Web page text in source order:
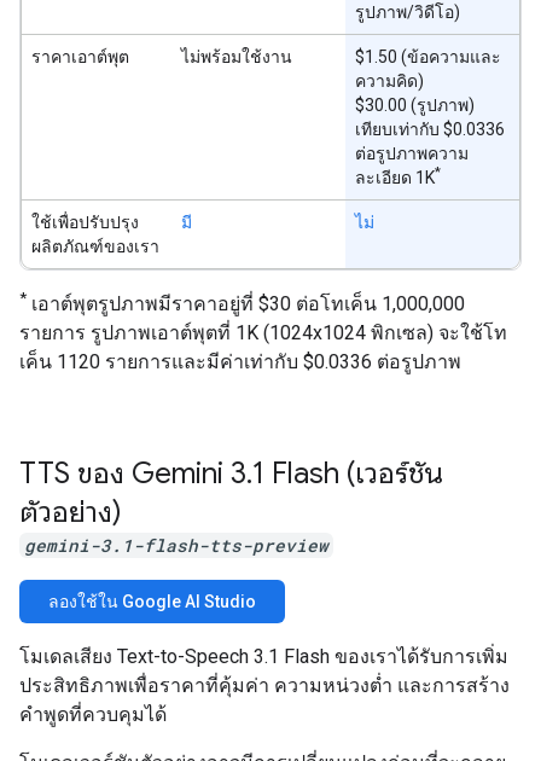
รูปภาพ/วิดีโอ)
ราคาเอาต์พุต ไม่พร้อมใช้งาน
$1.50 (ข้อความและ
ความคิด)
$30.00 (รูปภาพ)
เทียบเท่ากับ $0.0336
ต่อรูปภาพความ
ละเอียด 1K*
ใช้เพื่อปรับปรุง
ผลิตภัณฑ์ของเรา
มี ไม่
* เอาต์พุตรูปภาพมีราคาอยู่ที่ $30 ต่อโทเค็น 1,000,000
รายการ รูปภาพเอาต์พุตที่ 1K (1024x1024 พิกเซล) จะใช้โท
เค็น 1120 รายการและมีค่าเท่ากับ $0.0336 ต่อรูปภาพ
TTS ของ Gemini 3.1 Flash (เวอร์ชัน
ตัวอย่าง)
gemini-3.1-flash-tts-preview
ลองใช้ใน Google AI Studio
โมเดลเสียง Text-to-Speech 3.1 Flash ของเราได้รับการเพิ่ม
ประสิทธิภาพเพื่อราคาที่คุ้มค่า ความหน่วงต่ำ และการสร้าง
คำพูดที่ควบคุมได้